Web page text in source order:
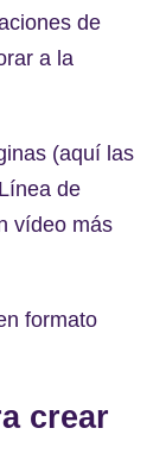
de
a la
(aquí las
de
vídeo más
formato
crear